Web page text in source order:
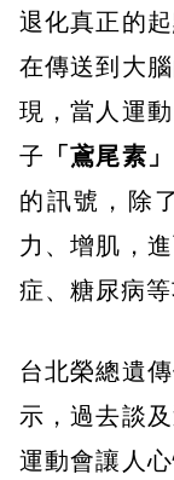
退化真正的
在傳送到大
現，當人運
子
「鳶尾素」
的訊號，除
力、增肌，
症、糖尿病等
台北榮總遺
示，過去談
運動會讓人